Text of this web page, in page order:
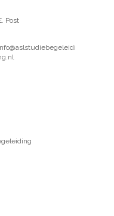
Post